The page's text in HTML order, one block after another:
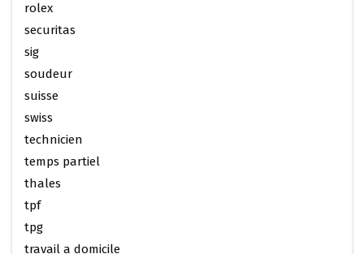
rolex
securitas
sig
soudeur
suisse
swiss
technicien
temps partiel
thales
tpf
tpg
travail a domicile